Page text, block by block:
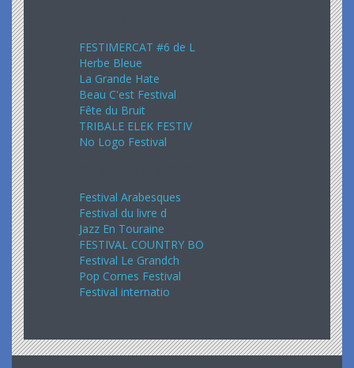
FESTIMERCAT #6 de L
Herbe Bleue
La Grande Hate
Beau C'est Festival
Fête du Bruit
TRIBALE ELEK FESTIV
No Logo Festival
Festival Arabesques
Festival du livre d
Jazz En Touraine
FESTIVAL COUNTRY BO
Festival Le Grandch
Pop Cornes Festival
Festival internatio